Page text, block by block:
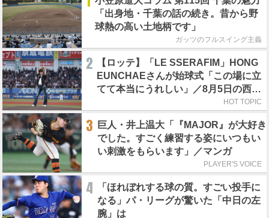
「出身地・千葉の話の続き。昔から野
球熱の高い土地柄です」
ガッツのフルスイング主義
2
【ロッテ】「LE SSERAFIM」HONG
EUNCHAEさんが始球式「この場に立
てて本当にうれしい」／8月5日の西武
HOT TOPIC
3
巨人・井上温大「『MAJOR』が大好き
でした。すごく練習する姿にいつもい
い刺激をもらいます」／マンガ
PLAYER'S VOICE
4
「ほれぼれする球の質。すごい投手に
なる」パ・リーグが驚いた「中日の左
腕」は